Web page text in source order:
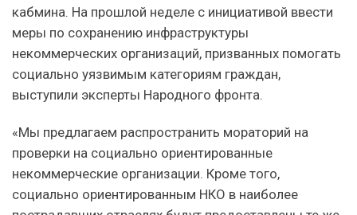
кабмина. На прошлой неделе с инициативой ввести
меры по сохранению инфраструктуры
некоммерческих организаций, призванных помогать
социально уязвимым категориям граждан,
выступили эксперты Народного фронта.
«Мы предлагаем распространить мораторий на
проверки на социально ориентированные
некоммерческие организации. Кроме того,
социально ориентированным НКО в наиболее